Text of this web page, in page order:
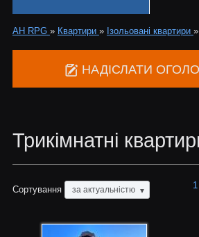
АН RPG » Квартири » Ізольовані квартири »
НАДІСЛАТИ
Трикімнатні
Сортування за актуальністю ▼ 1